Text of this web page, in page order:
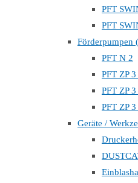
PFT
PFT
Förderpumpen
PFT N 2
PFT ZP
PFT ZP
PFT ZP
Geräte /